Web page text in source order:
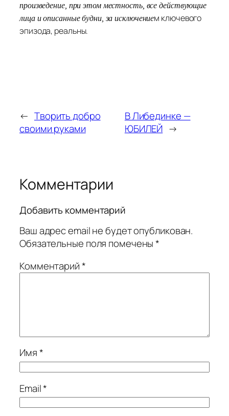
произведение, при этом местность, все действующие
лица и описанные будни, за исключением ключевого
эпизода, реальны.
← Творить добро
своими руками
В Либединке —
ЮБИЛЕЙ →
Комментарии
Добавить комментарий
Ваш адрес email не будет опубликован.
Обязательные поля помечены*
Комментарий*
Имя*
Email*